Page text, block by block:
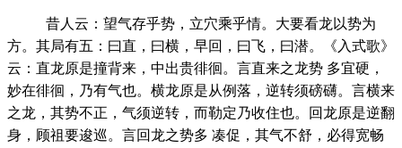
昔人云：望气存乎势，立穴乘乎情。大要看龙以势为
方。其局有五：曰直，曰横，早回，曰飞，曰潜。《入式歌》
云：直龙原是撞背来，中出贵徘徊。言直来之龙势 多宜硬，
妙在徘徊，乃有气也。横龙原是从例落，逆转须磅礴。言横来
之龙，其势不正，气须逆转，而勒定乃收住也。回龙原是逆翻
身，顾祖要逡巡。言回龙之势多 凑促，其气不舒，必得宽畅